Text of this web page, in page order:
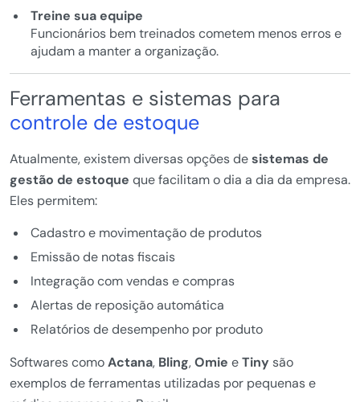
Treine sua equipe
Funcionários bem treinados cometem menos erros e
ajudam a manter a organização.
Ferramentas e sistemas para
controle de estoque
Atualmente, existem diversas opções desistemas de
gestão de estoque que facilitam o dia a dia da empresa.
Eles permitem:
Cadastro e movimentação de produtos
Emissão de notas fiscais
Integração com vendas e compras
Alertas de reposição automática
Relatórios de desempenho por produto
Softwares comoActana, Bling,Omie eTiny são
exemplos de ferramentas utilizadas por pequenas e